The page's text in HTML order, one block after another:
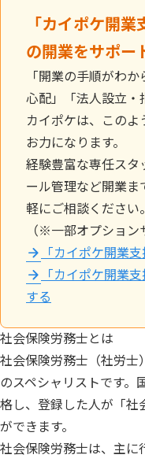
「カイポケ開
の開業をサポー
「開業の手順がわ
心配」「法人設立・
カイポケは、この
お力になります。
経験豊富な専任スタ
ール管理など開業ま
軽にご相談ください。
（※一部オプション
「カイポケ開業
「カイポケ開業
する
社会保険労務士とは
社会保険労務士（社労士
のスペシャリストです。
格し、登録した人が「社
ができます。
社会保険労務士は、主に